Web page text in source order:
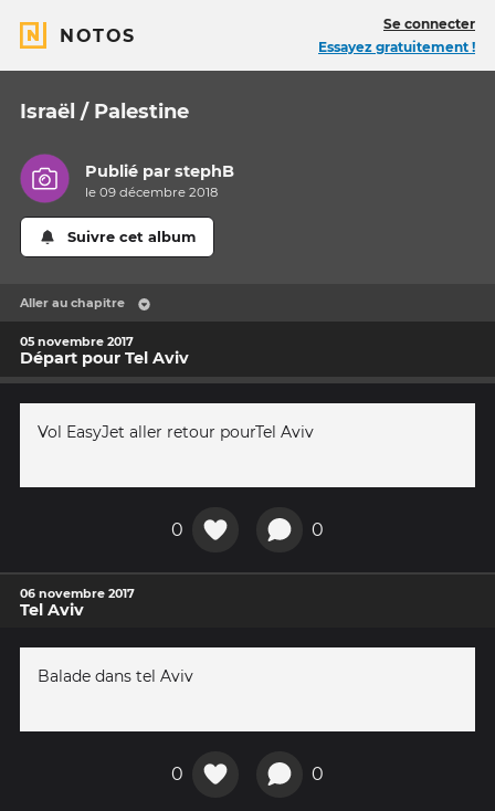
NOTOS
Se connecter
Essayez gratuitement !
Israël / Palestine
Publié parstephB
le 09 décembre 2018
Suivre cet album
Aller au chapitre
05 novembre 2017
Départ pour Tel Aviv
Vol EasyJet aller retour pourTel Aviv
0 0
06 novembre 2017
Tel Aviv
Balade dans tel Aviv
0 0